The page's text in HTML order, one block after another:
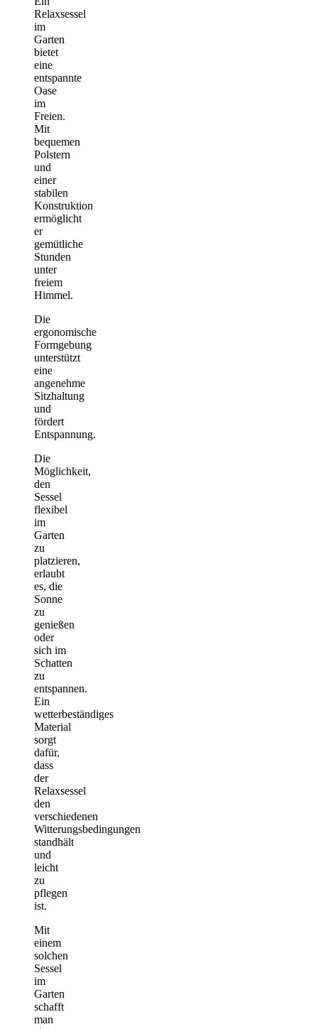
Relaxsessel
im
Garten
bietet
eine
entspannte
Oase
im
Freien.
Mit
bequemen
Polstern
und
einer
stabilen
Konstruktion
ermöglicht
er
gemütliche
Stunden
unter
freiem
Himmel.
Die
ergonomische
Formgebung
unterstützt
eine
angenehme
Sitzhaltung
und
fördert
Entspannung.
Die
Möglichkeit,
den
Sessel
flexibel
im
Garten
zu
platzieren,
erlaubt
es, die
Sonne
zu
genießen
oder
sich im
Schatten
zu
entspannen.
Ein
wetterbeständiges
Material
sorgt
dafür,
dass
der
Relaxsessel
den
verschiedenen
Witterungsbedingungen
standhält
und
leicht
zu
pflegen
ist.
Mit
einem
solchen
Sessel
im
Garten
schafft
man